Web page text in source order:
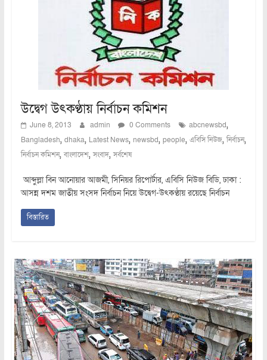
উদ্বেগ উৎকণ্ঠায় নির্বাচন কমিশন
June 8, 2013 admin 0 Comments abcnewsbd,
Bangladesh, dhaka, Latest News, newsbd, people, এবিসি নিউজ,নির্বাচন,
নির্বাচন কমিশন,বাংলাদেশ,সংবাদ,সর্বশেষ
আব্দুল্লা বিন আনোয়ার আজমী, সিনিয়র রিপোর্টার, এবিসি নিউজ বিডি, ঢাকা :
আসন্ন দশম জাতীয় সংসদ নির্বাচন নিয়ে উদ্বেগ-উৎকণ্ঠায় রয়েছে নির্বাচন
বিস্তারিত